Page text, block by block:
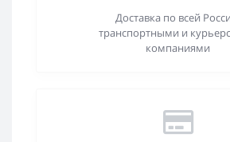
Доставка по всей
транспортными и
компаниями